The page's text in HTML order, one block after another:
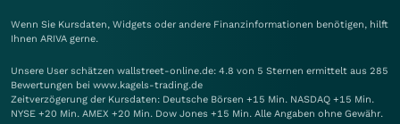
Wenn Sie Kursdaten, Widgets oder andere Finanzinformationen benötigen, hilft
Ihnen ARIVA gerne.
Unsere User schätzen wallstreet-online.de: 4.8 von 5 Sternen ermittelt aus 285
Bewertungen bei www.kagels-trading.de
Zeitverzögerung der Kursdaten: Deutsche Börsen +15 Min. NASDAQ +15 Min.
NYSE +20 Min. AMEX +20 Min. Dow Jones +15 Min. Alle Angaben ohne Gewähr.